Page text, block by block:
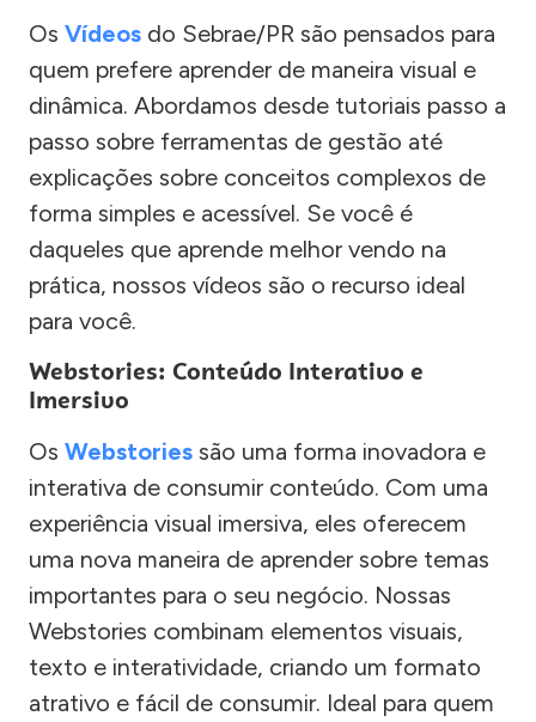
Os Vídeos do Sebrae/PR são pensados para
quem prefere aprender de maneira visual e
dinâmica. Abordamos desde tutoriais passo a
passo sobre ferramentas de gestão até
explicações sobre conceitos complexos de
forma simples e acessível. Se você é
daqueles que aprende melhor vendo na
prática, nossos vídeos são o recurso ideal
para você.
Webstories: Conteúdo Interativo e
Imersivo
Os Webstories são uma forma inovadora e
interativa de consumir conteúdo. Com uma
experiência visual imersiva, eles oferecem
uma nova maneira de aprender sobre temas
importantes para o seu negócio. Nossas
Webstories combinam elementos visuais,
texto e interatividade, criando um formato
atrativo e fácil de consumir. Ideal para quem